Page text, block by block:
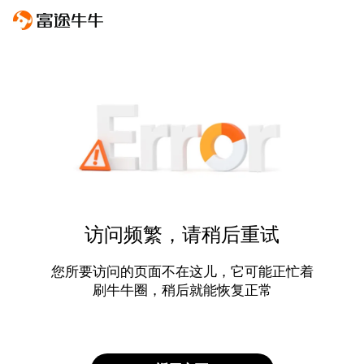
访问频繁，请稍后重试
您所要访问的页面不在这儿，它可能正忙着
刷牛牛圈，稍后就能恢复正常